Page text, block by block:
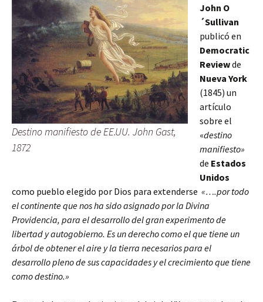
Destino manifiesto de EE.UU. John Gast,
1872
John O
´Sullivan
publicó en
Democratic
Reviewde
Nueva York
(1845) un
artículo
sobre el
«destino
manifiesto»
de Estados
Unidos
como pueblo elegido por Dios para extenderse «….por todo
el continente que nos ha sido asignado por la Divina
Providencia, para el desarrollo del gran experimento de
libertad y autogobierno. Es un derecho como el que tiene un
árbol de obtener el aire y la tierra necesarios para el
desarrollo pleno de sus capacidades y el crecimiento que tiene
como destino.»